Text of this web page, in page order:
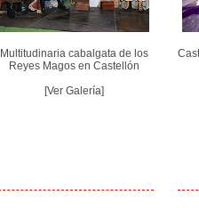
Multitudinaria cabalgata de los
Reyes Magos en Castellón
[Ver Galería]